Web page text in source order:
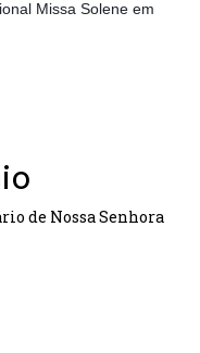
Missa Solene em
de Nossa Senhora